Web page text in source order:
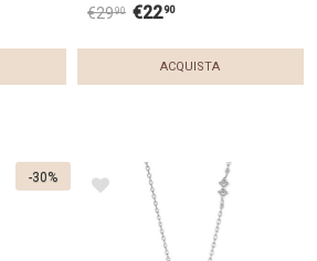
€2990 €2290
ACQUISTA
-30%